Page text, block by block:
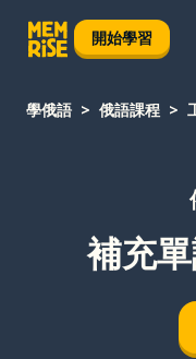
開始學習
學俄語 俄語課程
補充